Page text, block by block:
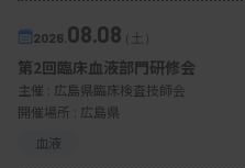
2026. 08.08（土）
第2回臨床血液部門研修会
主催 : 広島県臨床検査技師会
開催場所 : 広島県
血液